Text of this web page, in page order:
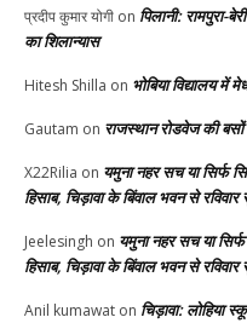
प्रदीप कुमार योगी on पिलानी:
का शिलान्यास
Hitesh Shilla on भोबिया विद्यालय में
Gautam on राजस्थान रोडवेज की
X22Rilia on यमुना नहर सच या सिर्फ
हिसाब, चिड़ावा के बिंवाल भवन से
Jeelesingh on यमुना नहर सच या
हिसाब, चिड़ावा के बिंवाल भवन से
Anil kumawat on चिड़ावा: लोहिया